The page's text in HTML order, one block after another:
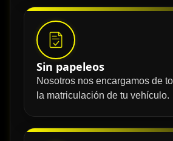
Sin papeleos
Nosotros nos encargamos de
la matriculación de tu vehículo.